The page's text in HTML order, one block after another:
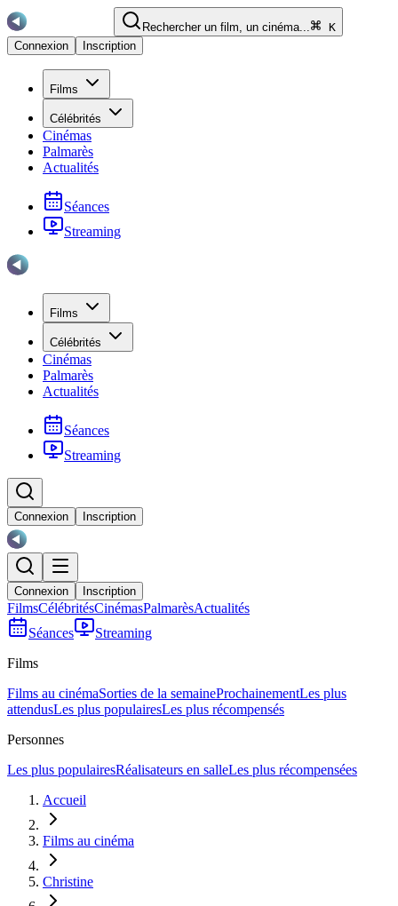
Rechercher un film, un cinéma...
K
Connexion
Inscription
Films
Célébrités
Cinémas
Palmarès
Actualités
Séances
Streaming
Films
Célébrités
Cinémas
Palmarès
Actualités
Séances
Streaming
Connexion Inscription
Connexion Inscription
FilmsCélébritésCinémasPalmarèsActualités
Séances
Streaming
Films
Films au cinémaSorties de la semaineProchainementLes plus
attendusLes plus populairesLes plus récompensés
Personnes
Les plus populairesRéalisateurs en salleLes plus récompensées
Accueil
Films au cinéma
Christine